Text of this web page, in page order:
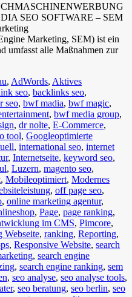
SEO SOFTWARE – SEM
Marketing, SEM) ist ein
umfasst alle Maßnahmen zur
, AdWords, Aktives
seo, backlinks seo,
seo, bwf madia, bwf magic,
, bwf media group,
, dr nolte, E-Commerce,
tool, Googleoptimierte
, international seo, internet
, Internetseite, keyword seo,
, Luzern, magento seo,
, Mobileoptimiert, Modernes
, off page seo,
, online marketing agentur,
, Page, page ranking,
im CMS, Pimcore,
Webseite, ranking, Reporting,
, Responsive Website, search
, search engine
, search engine ranking, sem
, seo analyse, seo analyse tools,
, seo beratung, seo berlin, seo